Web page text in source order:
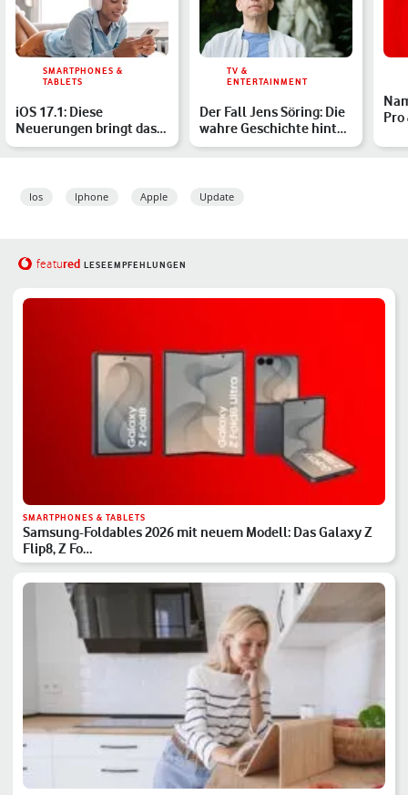
SMARTPHONES &
TABLETS
iOS 17.1: Diese
Neuerungen bringt das
Update auf Dein iPhone
TV &
ENTERTAINMENT
Der Fall Jens Söring: Die
wahre Geschichte hinter
der True-Crime-…
Ios Iphone Apple Update
featured LESEEMPFEHLUNGEN
SMARTPHONES & TABLETS
Samsung-Foldables 2026 mit neuem Modell: Das Galaxy Z
Flip8, Z Fo…